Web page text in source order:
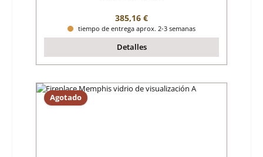
Precio normal:
385,16 €
tiempo de entrega aprox. 2-3 semanas
Detalles
Agotado